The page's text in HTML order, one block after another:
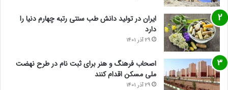
ایران در تولید دانش طب سنتی رتبه چهارم دنیا را
دارد
29 آذر 1401
اصحاب فرهنگ و هنر برای ثبت نام در طرح نهضت
ملی مسکن اقدام کنند
29 آذر 1401